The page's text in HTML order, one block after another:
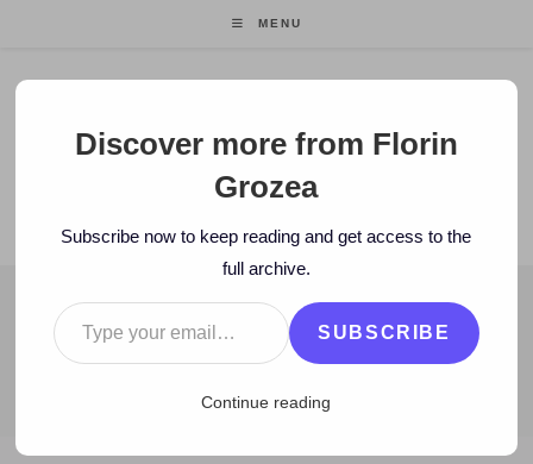
MENU
Florin Grozea
ENTREPRENEUR. FOUNDER/CEO MOCAPP.
BLOG
2012 > December > 7 > Artisti MUZICĂ: Top 50 cele mai
Discover more from Florin
Grozea
Subscribe now to keep reading and get access to the
full archive.
Type your email…
SUBSCRIBE
Continue reading